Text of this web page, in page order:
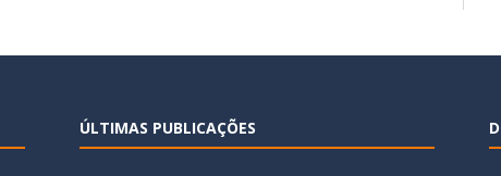
ÚLTIMAS PUBLICAÇÕES